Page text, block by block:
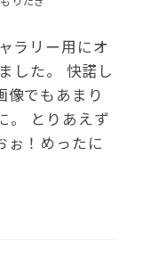
ラリー用にオ
した。 快諾し
像でもあまり
。 とりあえず
ぉ！めったに